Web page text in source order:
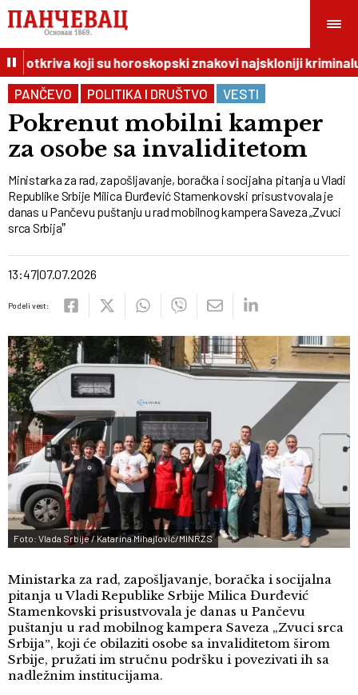
otkriva koji su horoskopski znakovi najskloniji kriminalu
PANČEVO
POLITIKA I DRUŠTVO VESTI
Pokrenut mobilni kamper
za osobe sa invaliditetom
Ministarka za rad, zapošljavanje, boračka i socijalna pitanja u Vladi
Republike Srbije Milica Đurđević Stamenkovski prisustvovala je
danas u Pančevu puštanju u rad mobilnog kampera Saveza „Zvuci
srca Srbijaˮ
13:4707.07.2026
Podeli vest:
Foto: Vlada Srbije / Katarina Mihajlović/MINRZS
Ministarka za rad, zapošljavanje, boračka i socijalna
pitanja u Vladi Republike Srbije Milica Đurđević
Stamenkovski prisustvovala je danas u Pančevu
puštanju u rad mobilnog kampera Saveza „Zvuci srca
Srbijaˮ, koji će obilaziti osobe sa invaliditetom širom
Srbije, pružati im stručnu podršku i povezivati ih sa
nadležnim institucijama.